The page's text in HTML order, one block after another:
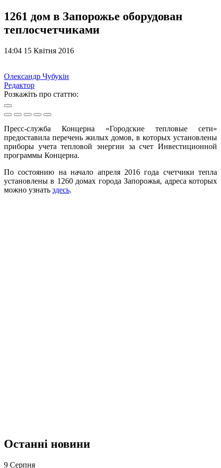
1261 дом в Запорожье оборудован
теплосчетчиками
14:04 15 Квітня 2016
Олександр Чубукін
Редактор
Розкажіть про статтю:
Пресс-служба Концерна «Городские тепловые сети»
предоставила перечень жилых домов, в которых установлены
приборы учета тепловой энергии за счет Инвестиционной
программы Концерна.
По состоянию на начало апреля 2016 года счетчики тепла
установлены в 1260 домах города Запорожья, адреса которых
можно узнать здесь.
Останні новини
9 Серпня